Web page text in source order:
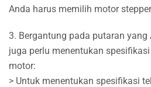
Anda harus memilih motor
3. Bergantung pada putaran yang
juga perlu menentukan
motor:
> Untuk menentukan spesifikasi